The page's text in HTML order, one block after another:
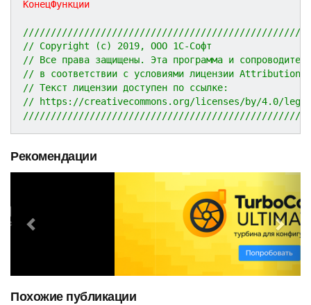
КонецФункции
// Copyright (c) 2019, ООО 1С-Софт
// Все права защищены. Эта программа и
// в соответствии с условиями лицензии
// Текст лицензии доступен по ссылке:
// https://creativecommons.org/licenses/by/4.0/
Рекомендации
e
o
u
e
x
t
Похожие публикации